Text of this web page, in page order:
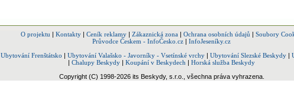
O projektu | Kontakty| Ceník reklamy| Zákaznická zona| Ochrana osobních údajů | Soubory
Průvodce Českem - InfoČesko.cz | InfoJeseníky.cz
Ubytování Frenštátsko | Ubytování Valašsko - Javorníky - Vsetínské vrchy | Ubytování Slezské Beskydy |
| Chalupy Beskydy | Koupání v Beskydech | Horská služba Beskydy
Copyright (C) 1998-2026 its Beskydy, s.r.o., všechna práva vyhrazena.